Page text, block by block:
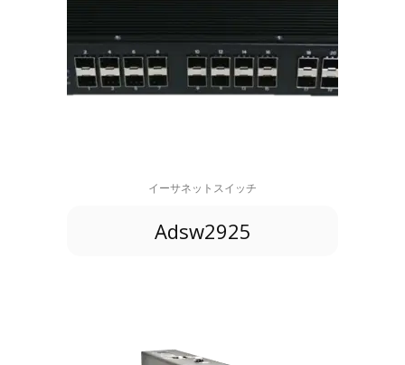
イーサネットスイッチ
Adsw2925